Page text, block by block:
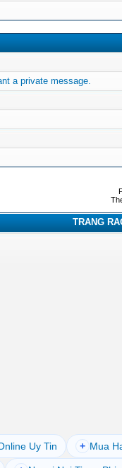
a private message.
TRANG
Uy Tin + Mua